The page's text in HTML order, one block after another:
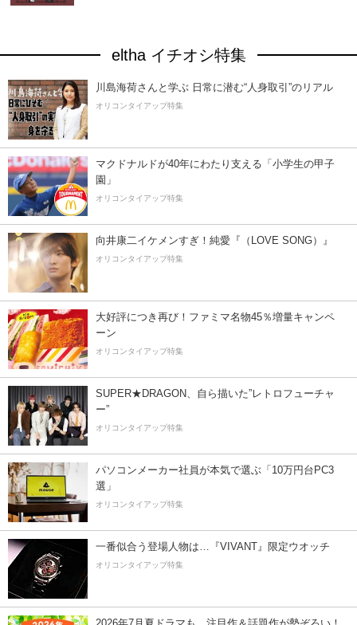
eltha イチオシ特集
川島海荷さんと学ぶ 日常に潜む“人身取引”のリアル
オリコンタイアップ特集
マクドナルドが40年にわたり支える「小学生の甲子
園」
オリコンタイアップ特集
向井康二イケメンすぎ！純愛『（LOVE SONG）』
オリコンタイアップ特集
大好評につき再び！ファミマ名物45％増量キャンペ
ーン
オリコンタイアップ特集
SUPER★DRAGON、自ら描いた”レトロフューチャ
ー”
オリコンタイアップ特集
パソコンメーカー社員が本気で選ぶ「10万円台PC3
選」
オリコンタイアップ特集
一番似合う登場人物は…『VIVANT』限定ウオッチ
オリコンタイアップ特集
2026年7月夏ドラマも、注目作＆話題作が勢ぞろい！